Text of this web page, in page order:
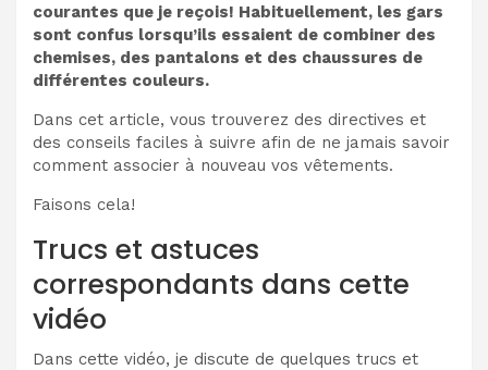
courantes que je reçois! Habituellement, les gars
sont confus lorsqu’ils essaient de combiner des
chemises, des pantalons et des chaussures de
différentes couleurs.
Dans cet article, vous trouverez des directives et
des conseils faciles à suivre afin de ne jamais savoir
comment associer à nouveau vos vêtements.
Faisons cela!
Trucs et astuces
correspondants dans cette
vidéo
Dans cette vidéo, je discute de quelques trucs et